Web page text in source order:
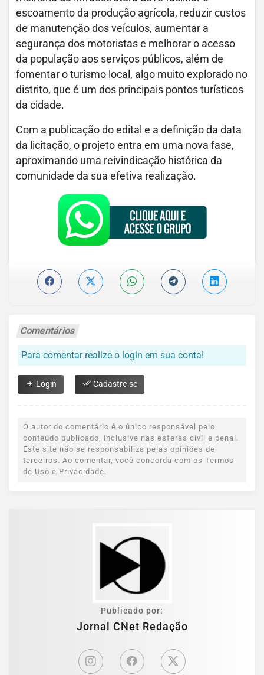
escoamento da produção agrícola, reduzir custos
de manutenção dos veículos, aumentar a
segurança dos motoristas e melhorar o acesso
da população aos serviços públicos, além de
fomentar o turismo local, algo muito explorado no
distrito, que é um dos principais pontos turísticos
da cidade.
Com a publicação do edital e a definição da data
da licitação, o projeto entra em uma nova fase,
aproximando uma reivindicação histórica da
comunidade da sua efetiva realização.
Comentários
Para comentar realize o login em sua conta!
Login Cadastre-se
O autor do comentário é o único responsável pelo
conteúdo publicado, inclusive nas esferas civil e penal.
Este site não se responsabiliza pelas opiniões de
terceiros. Ao comentar, você concorda com os Termos
de Uso e Privacidade.
Publicado por:
Jornal CNet Redação